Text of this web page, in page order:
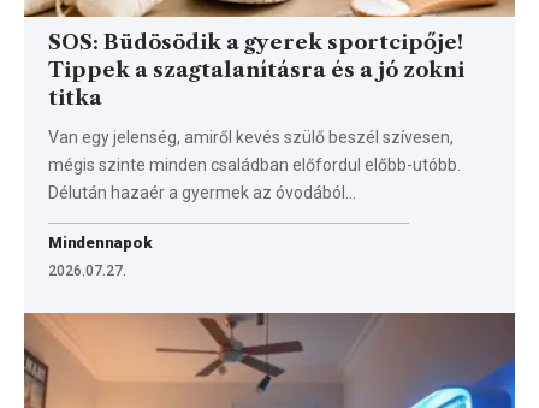
SOS: Büdösödik a gyerek sportcipője!
Tippek a szagtalanításra és a jó zokni
titka
Van egy jelenség, amiről kevés szülő beszél szívesen,
mégis szinte minden családban előfordul előbb-utóbb.
Délután hazaér a gyermek az óvodából…
Mindennapok
2026.07.27.